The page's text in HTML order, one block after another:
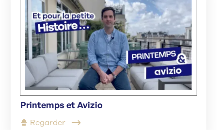
Printemps et Avizio
🍿 Regarder